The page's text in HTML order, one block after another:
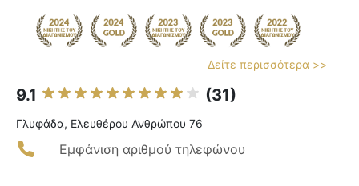
Δείτε περισσότερα >>
9.1 (31)
Γλυφάδα, Ελευθέρου Ανθρώπου 76
Εμφάνιση αριθμού τηλεφώνου